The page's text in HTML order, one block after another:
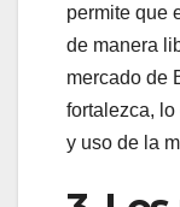
permite que
de manera
mercado de
fortalezca,
y uso de la